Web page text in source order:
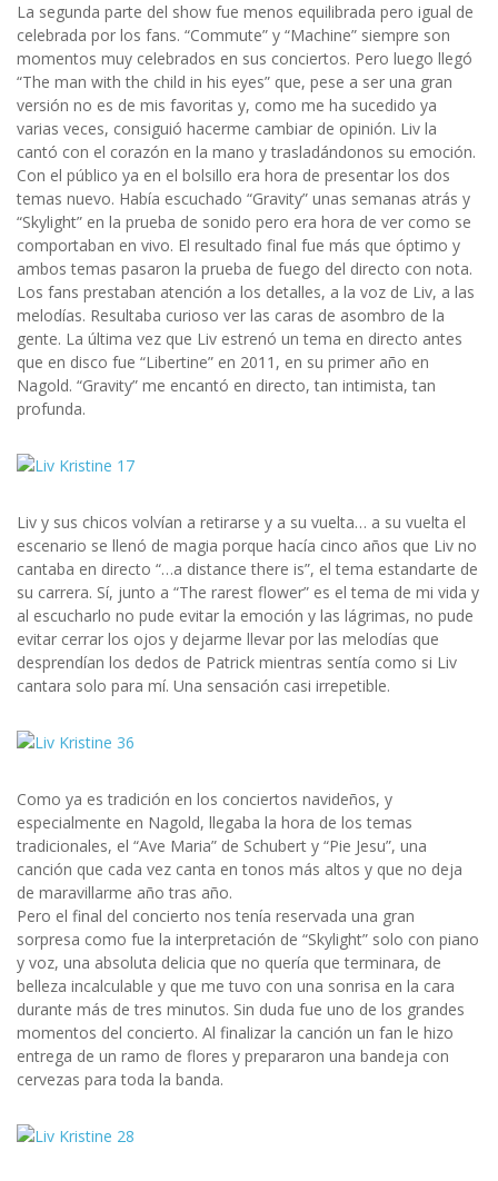
La segunda parte del show fue menos equilibrada pero igual de
celebrada por los fans. “Commute” y “Machine” siempre son
momentos muy celebrados en sus conciertos. Pero luego llegó
“The man with the child in his eyes” que, pese a ser una gran
versión no es de mis favoritas y, como me ha sucedido ya
varias veces, consiguió hacerme cambiar de opinión. Liv la
cantó con el corazón en la mano y trasladándonos su emoción.
Con el público ya en el bolsillo era hora de presentar los dos
temas nuevo. Había escuchado “Gravity” unas semanas atrás y
“Skylight” en la prueba de sonido pero era hora de ver como se
comportaban en vivo. El resultado final fue más que óptimo y
ambos temas pasaron la prueba de fuego del directo con nota.
Los fans prestaban atención a los detalles, a la voz de Liv, a las
melodías. Resultaba curioso ver las caras de asombro de la
gente. La última vez que Liv estrenó un tema en directo antes
que en disco fue “Libertine” en 2011, en su primer año en
Nagold. “Gravity” me encantó en directo, tan intimista, tan
profunda.
Liv y sus chicos volvían a retirarse y a su vuelta… a su vuelta el
escenario se llenó de magia porque hacía cinco años que Liv no
cantaba en directo “…a distance there is”, el tema estandarte de
su carrera. Sí, junto a “The rarest flower” es el tema de mi vida y
al escucharlo no pude evitar la emoción y las lágrimas, no pude
evitar cerrar los ojos y dejarme llevar por las melodías que
desprendían los dedos de Patrick mientras sentía como si Liv
cantara solo para mí. Una sensación casi irrepetible.
Como ya es tradición en los conciertos navideños, y
especialmente en Nagold, llegaba la hora de los temas
tradicionales, el “Ave Maria” de Schubert y “Pie Jesu”, una
canción que cada vez canta en tonos más altos y que no deja
de maravillarme año tras año.
Pero el final del concierto nos tenía reservada una gran
sorpresa como fue la interpretación de “Skylight” solo con piano
y voz, una absoluta delicia que no quería que terminara, de
belleza incalculable y que me tuvo con una sonrisa en la cara
durante más de tres minutos. Sin duda fue uno de los grandes
momentos del concierto. Al finalizar la canción un fan le hizo
entrega de un ramo de flores y prepararon una bandeja con
cervezas para toda la banda.